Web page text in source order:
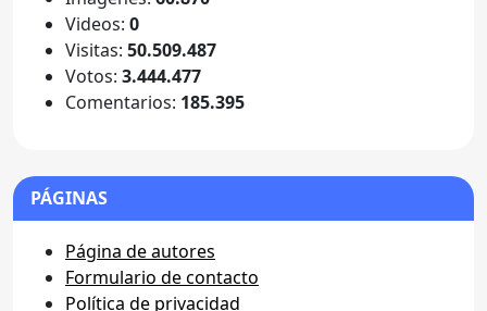
Videos: 0
Visitas: 50.509.487
Votos: 3.444.477
Comentarios: 185.395
PÁGINAS
Página de autores
Formulario de contacto
Política de privacidad